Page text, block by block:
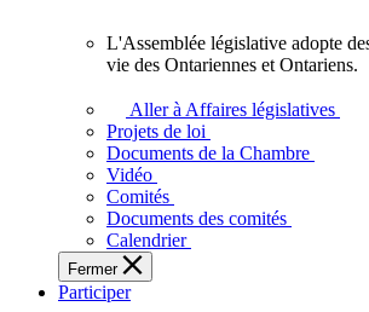
l'Ontario.
L'Assemblée
adopte
touchent
des
Ontariennes
et
L'Assemblée législative adopte
vie des Ontariennes et Ontariens.
Aller à Affaires législatives
Projets de loi
Documents de la Chambre
Vidéo
Comités
Documents des comités
Calendrier
Fermer
Participer